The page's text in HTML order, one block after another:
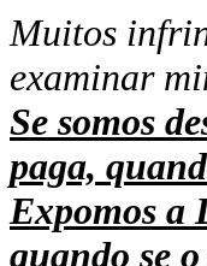
Muitos
examinar
Se somos
paga,
Expomos a
quando se